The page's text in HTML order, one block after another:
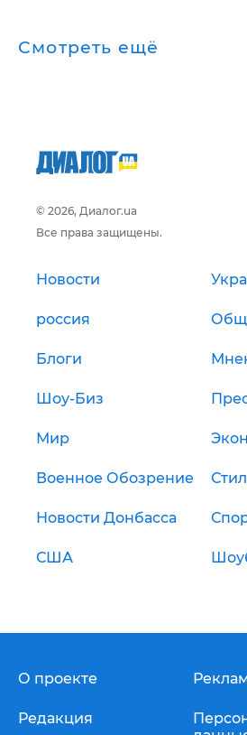
Смотреть ещё
© 2026, Диалог.ua
Все права защищены.
Новости
россия
Блоги
Шоу-Биз
Мир
Военное Обозрение
Новости Донбасса
США
О проекте
Редакция